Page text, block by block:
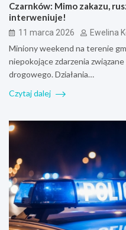
Czarnków: Mimo zakazu,
interweniuje!
11 marca 2026 Ewelina
Miniony weekend na terenie
niepokojące zdarzenia
drogowego. Działania…
Czytaj dalej